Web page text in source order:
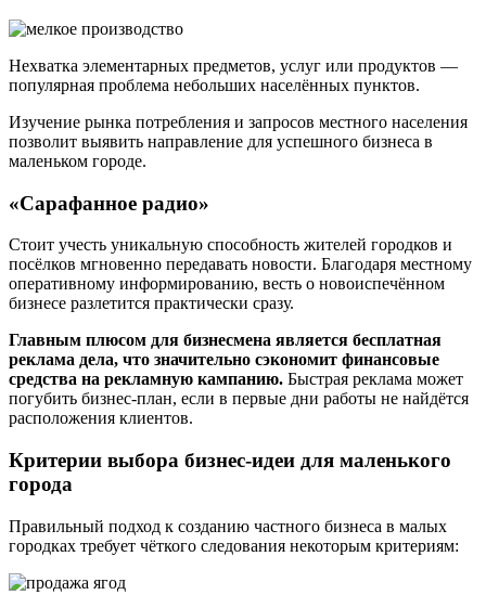
Нехватка элементарных предметов, услуг или продуктов —
популярная проблема небольших населённых пунктов.
Изучение рынка потребления и запросов местного населения
позволит выявить направление для успешного бизнеса в
маленьком городе.
«Сарафанное радио»
Стоит учесть уникальную способность жителей городков и
посёлков мгновенно передавать новости. Благодаря местному
оперативному информированию, весть о новоиспечённом
бизнесе разлетится практически сразу.
Главным плюсом для бизнесмена является бесплатная
реклама дела, что значительно сэкономит финансовые
средства на рекламную кампанию. Быстрая реклама может
погубить бизнес-план, если в первые дни работы не найдётся
расположения клиентов.
Критерии выбора бизнес-идеи для маленького
города
Правильный подход к созданию частного бизнеса в малых
городках требует чёткого следования некоторым критериям: